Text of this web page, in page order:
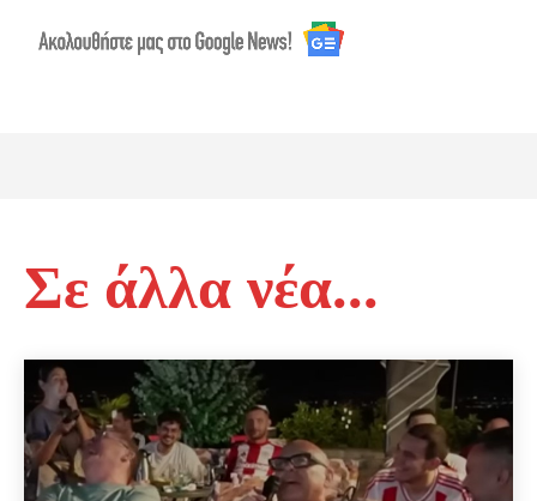
Σε άλλα νέα...